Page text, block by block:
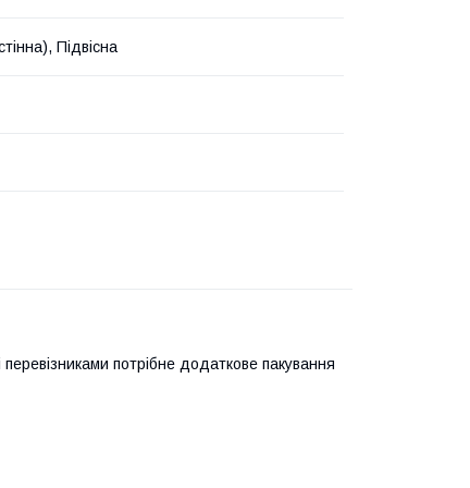
Підвісна
потрібне додаткове пакування